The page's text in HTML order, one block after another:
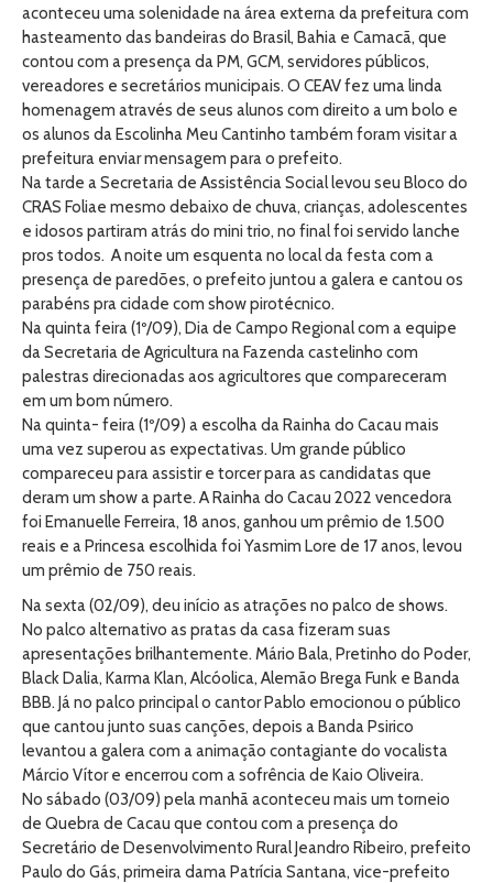
aconteceu uma solenidade na área externa da prefeitura com
hasteamento das bandeiras do Brasil, Bahia e Camacã, que
contou com a presença da PM, GCM, servidores públicos,
vereadores e secretários municipais. O CEAV fez uma linda
homenagem através de seus alunos com direito a um bolo e
os alunos da Escolinha Meu Cantinho também foram visitar a
prefeitura enviar mensagem para o prefeito.
Na tarde a Secretaria de Assistência Social levou seu Bloco do
CRAS Foliae mesmo debaixo de chuva, crianças, adolescentes
e idosos partiram atrás do mini trio, no final foi servido lanche
pros todos. A noite um esquenta no local da festa com a
presença de paredões, o prefeito juntou a galera e cantou os
parabéns pra cidade com show pirotécnico.
Na quinta feira (1º/09), Dia de Campo Regional com a equipe
da Secretaria de Agricultura na Fazenda castelinho com
palestras direcionadas aos agricultores que compareceram
em um bom número.
Na quinta- feira (1º/09) a escolha da Rainha do Cacau mais
uma vez superou as expectativas. Um grande público
compareceu para assistir e torcer para as candidatas que
deram um show a parte. A Rainha do Cacau 2022 vencedora
foi Emanuelle Ferreira, 18 anos, ganhou um prêmio de 1.500
reais e a Princesa escolhida foi Yasmim Lore de 17 anos, levou
um prêmio de 750 reais.
Na sexta (02/09), deu início as atrações no palco de shows.
No palco alternativo as pratas da casa fizeram suas
apresentações brilhantemente. Mário Bala, Pretinho do Poder,
Black Dalia, Karma Klan, Alcóolica, Alemão Brega Funk e Banda
BBB. Já no palco principal o cantor Pablo emocionou o público
que cantou junto suas canções, depois a Banda Psirico
levantou a galera com a animação contagiante do vocalista
Márcio Vítor e encerrou com a sofrência de Kaio Oliveira.
No sábado (03/09) pela manhã aconteceu mais um torneio
de Quebra de Cacau que contou com a presença do
Secretário de Desenvolvimento Rural Jeandro Ribeiro, prefeito
Paulo do Gás, primeira dama Patrícia Santana, vice-prefeito